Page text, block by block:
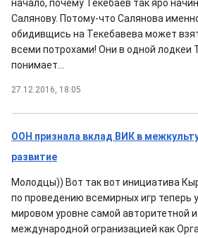
начало, почему Текебаев так яро
Салянову. Потому-что Салянова
обидивщись на Текебавева может
всеми потрохами! Они в одной лодкеи
понимает...
27.12.2016, 18:05
ООН признала вклад ВИК в
развитие
Молодцы)) Вот так вот инициатива
по проведению всемирных игр теперь
мировом уровне самой авторитетной
международной огранизацией как